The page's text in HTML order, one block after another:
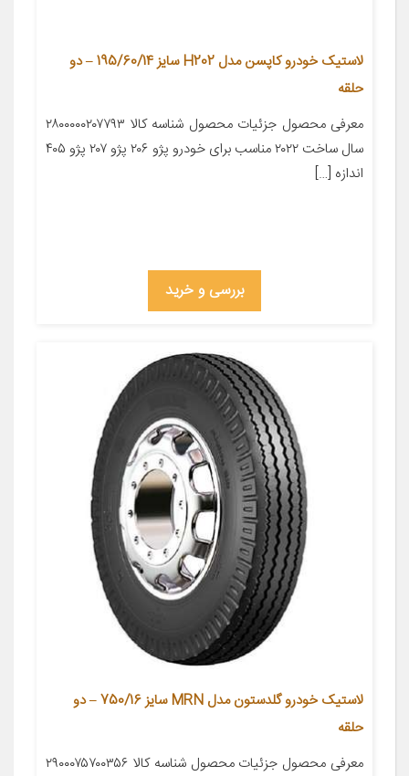
لاستیک خودرو کاپسن مدل H202 سایز 195/60/14 – دو
حلقه
معرفی محصول جزئیات محصول شناسه کالا ۲۸۰۰۰۰۰۲۰۷۷۹۳
سال ساخت ۲۰۲۲ مناسب برای خودرو پژو ۲۰۶ پژو ۲۰۷ پژو ۴۰۵
اندازه […]
بررسی و خرید
لاستیک خودرو گلدستون مدل MRN سایز 750/16 – دو
حلقه
معرفی محصول جزئیات محصول شناسه کالا ۲۹۰۰۰۷۵۷۰۰۳۵۶